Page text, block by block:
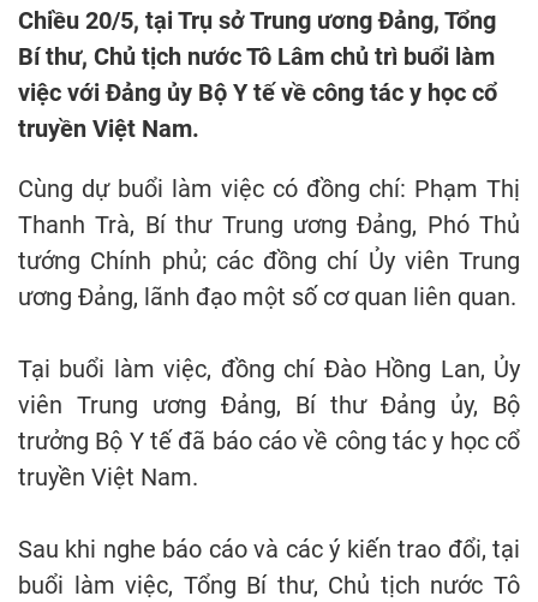
Chiều 20/5, tại Trụ sở Trung ương Đảng, Tổng
Bí thư, Chủ tịch nước Tô Lâm chủ trì buổi làm
việc với Đảng ủy Bộ Y tế về công tác y học cổ
truyền Việt Nam.
Cùng dự buổi làm việc có đồng chí: Phạm Thị
Thanh Trà, Bí thư Trung ương Đảng, Phó Thủ
tướng Chính phủ; các đồng chí Ủy viên Trung
ương Đảng, lãnh đạo một số cơ quan liên quan.
Tại buổi làm việc, đồng chí Đào Hồng Lan, Ủy
viên Trung ương Đảng, Bí thư Đảng ủy, Bộ
trưởng Bộ Y tế đã báo cáo về công tác y học cổ
truyền Việt Nam.
Sau khi nghe báo cáo và các ý kiến trao đổi, tại
buổi làm việc, Tổng Bí thư, Chủ tịch nước Tô